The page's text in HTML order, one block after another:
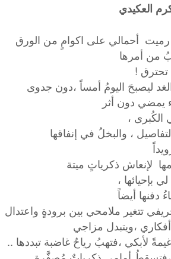
العكيدي
رميت أحمالي على اكوامٍ من الورق
من أمرها
تحترق !
ليصبحَ اليومُ أمساً ،دون جدوى
يمضي دون أثر
الكُبرى ،
، والبخلُ في إنفاقها
لإنعاش ذكرياتٍ ميتة
بإحيائها ،
دفنها أيضاً
تتغير ملامحي بين برودةٍ واعتدال
،ويتبدل مزاجي
لأبكي ،فتهبُ رياحٌ غاضبة تبددها ..